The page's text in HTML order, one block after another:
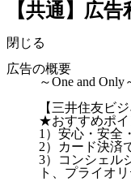
【共通】広
閉じる
広告の概要
～One and
【三井住友ビ
★おすすめポ
1）安心・安全
2）カード決済
3）コンシェル
ト、プライオ